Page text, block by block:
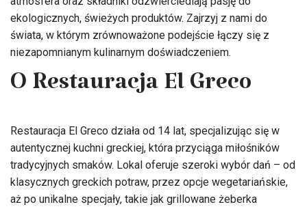
ekologicznych, świeżych produktów. Zajrzyj z nami do
świata, w którym zrównoważone podejście łączy się z
niezapomnianym kulinarnym doświadczeniem.
O Restauracja El Greco
Restauracja El Greco działa od 14 lat, specjalizując się w
autentycznej kuchni greckiej, która przyciąga miłośników
tradycyjnych smaków. Lokal oferuje szeroki wybór dań – od
klasycznych greckich potraw, przez opcje wegetariańskie,
aż po unikalne specjały, takie jak grillowane żeberka